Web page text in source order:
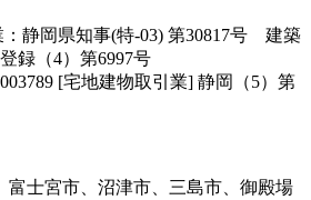
静岡県知事(特-03) 第30817号 建築
録（4）第6997号
[宅地建物取引業] 静岡（5）第
富士宮市、沼津市、三島市、御殿場